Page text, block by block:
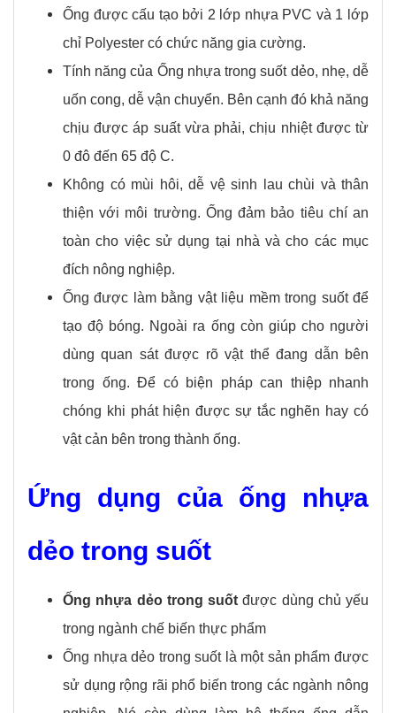
Ống được cấu tạo bởi 2 lớp nhựa PVC và 1 lớp
chỉ Polyester có chức năng gia cường.
Tính năng của Ống nhựa trong suốt dẻo, nhẹ, dễ
uốn cong, dễ vận chuyển. Bên cạnh đó khả năng
chịu được áp suất vừa phải, chịu nhiệt được từ
0 đô đến 65 độ C.
Không có mùi hôi, dễ vệ sinh lau chùi và thân
thiện với môi trường. Ống đảm bảo tiêu chí an
toàn cho việc sử dụng tại nhà và cho các mục
đích nông nghiệp.
Ống được làm bằng vật liệu mềm trong suốt để
tạo độ bóng. Ngoài ra ống còn giúp cho người
dùng quan sát được rõ vật thể đang dẫn bên
trong ống. Để có biện pháp can thiệp nhanh
chóng khi phát hiện được sự tắc nghẽn hay có
vật cản bên trong thành ống.
Ứng dụng của ống nhựa
dẻo trong suốt
Ống nhựa dẻo trong suốt được dùng chủ yếu
trong ngành chế biến thực phẩm
Ống nhựa dẻo trong suốt là một sản phẩm được
sử dụng rộng rãi phổ biến trong các ngành nông